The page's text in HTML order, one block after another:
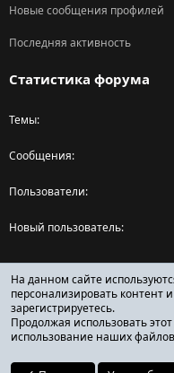
Новые сообщения профилей
Последняя активность
Статистика форума
Темы
Сообщения
Пользователи
Новый пользователь
Поделиться страницей
Facebook
X (Twitter)
Reddit
На данном сайте
персонализировать контент
зарегистрируетесь.
Продолжая использовать
использование наших